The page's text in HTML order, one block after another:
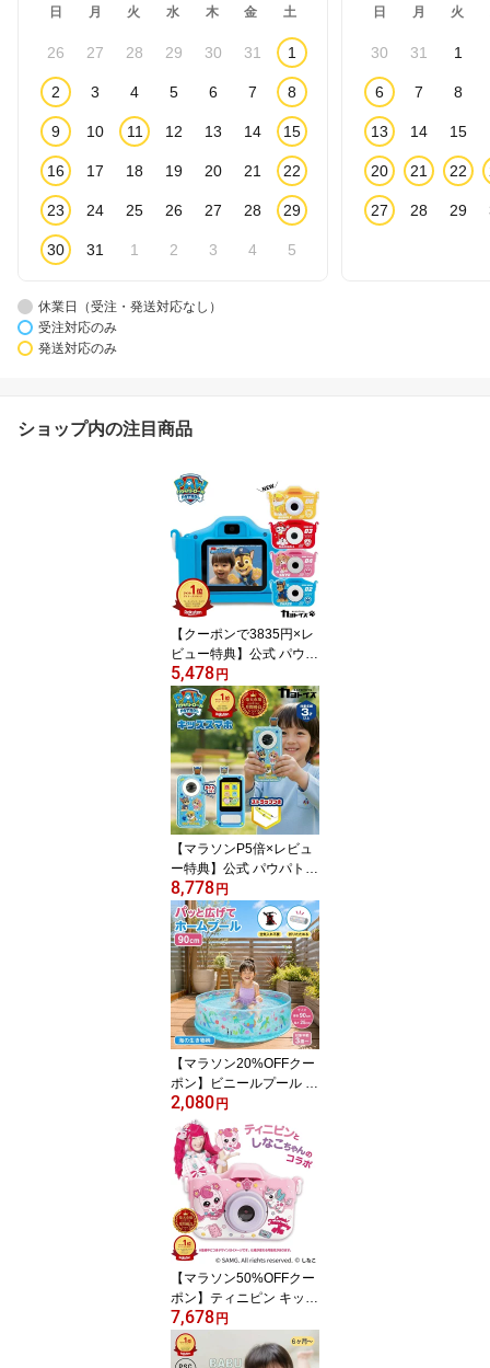
日 月 火 水 木 金 土
26 27 28 29 30 31 1
2 3 4 5 6 7 8
9 10 11 12 13 14 15
16 17 18 19 20 21 22
23 24 25 26 27 28 29
30 31 1 2 3 4 5
日 月 火
30 31 1
6 7 8
13 14 15
20 21 22
27 28 29
休業日（受注・発送対応なし）
受注対応のみ
発送対応のみ
ショップ内の注目商品
【クーポンで3835円×レ
ビュー特典】公式 パウパ
トロール トイカメラ キ
ッズカメラ ラブル スカ
イ チェイス マーシャル
カヨトイズ パウパトロー
ルおもちゃ キッズ トイ
カメラ 子供用カメラ パ
ウパト カメラ おもちゃ
子供 子ども 女の子 男の
子 プレゼント デジカメ 3
歳
5,478 円
【マラソンP5倍×レビュ
ー特典】公式 パウパトロ
ール スマホ おもちゃ こ
ども キッズカメラ 3歳 パ
ウパトロールおもちゃ ス
マホ スマートフォン お
もちゃ トイカメラ パウ
パトカメラ スカイ 本体
プレゼント 4歳 男の子 子
ども 5歳 デジカメ 子供
女の子
8,778 円
【マラソン20%OFFクー
ポン】ビニールプール 空
気入れ不要 海の生き物 9
0×25cm ベランダ かわい
い 魚 透明 簡単 丸型 円形
小さい 小型 ミニ 浅い プ
ール ガーデン 折りたた
み 家庭 子供用 子ども 赤
ちゃん ベビー 犬 ペット
用 水遊び
2,080 円
【マラソン50%OFFクー
ポン】ティニピン キッズ
カメラ 韓国 かわいい 女
の子 トイカメラ 3歳 ギフ
ト プレゼント 子供カメ
7,678 円